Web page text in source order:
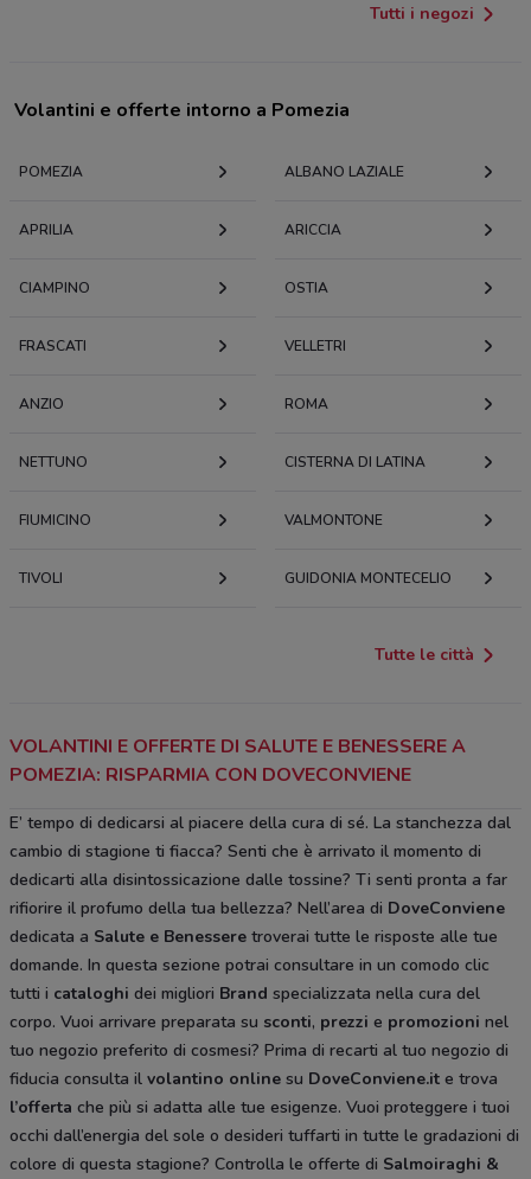
Tutti i negozi
Volantini e offerte intorno a Pomezia
POMEZIA ALBANO LAZIALE
APRILIA ARICCIA
CIAMPINO OSTIA
FRASCATI VELLETRI
ANZIO ROMA
NETTUNO CISTERNA DI LATINA
FIUMICINO VALMONTONE
TIVOLI GUIDONIA MONTECELIO
Tutte le città
VOLANTINI E OFFERTE DI SALUTE E BENESSERE A
POMEZIA: RISPARMIA CON DOVECONVIENE
E’ tempo di dedicarsi al piacere della cura di sé. La stanchezza dal
cambio di stagione ti fiacca? Senti che è arrivato il momento di
dedicarti alla disintossicazione dalle tossine? Ti senti pronta a far
rifiorire il profumo della tua bellezza? Nell’area di DoveConviene
dedicata a Salute e Benessere troverai tutte le risposte alle tue
domande. In questa sezione potrai consultare in un comodo clic
tutti i cataloghi dei migliori Brand specializzata nella cura del
corpo. Vuoi arrivare preparata su sconti, prezzi e promozioni nel
tuo negozio preferito di cosmesi? Prima di recarti al tuo negozio di
fiducia consulta il volantino online su DoveConviene.it e trova
l’offerta che più si adatta alle tue esigenze. Vuoi proteggere i tuoi
occhi dall’energia del sole o desideri tuffarti in tutte le gradazioni di
colore di questa stagione? Controlla le offerte di Salmoiraghi &